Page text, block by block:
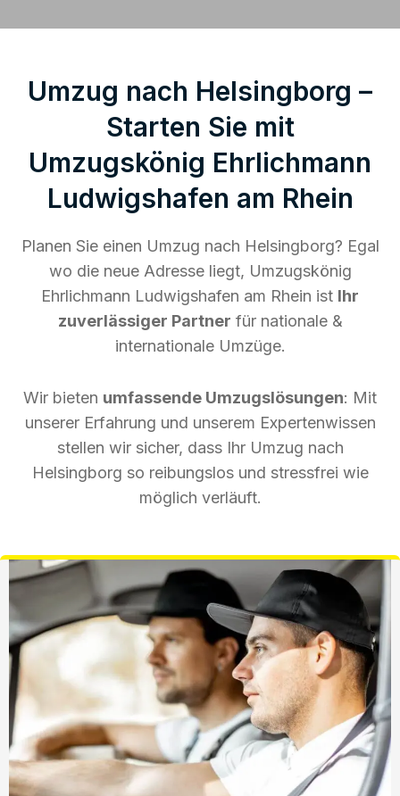
Umzug nach Helsingborg –
Starten Sie mit
Umzugskönig Ehrlichmann
Ludwigshafen am Rhein
Planen Sie einen Umzug nach Helsingborg? Egal
wo die neue Adresse liegt, Umzugskönig
Ehrlichmann Ludwigshafen am Rhein ist Ihr
zuverlässiger Partner für nationale &
internationale Umzüge.
Wir bieten umfassende Umzugslösungen: Mit
unserer Erfahrung und unserem Expertenwissen
stellen wir sicher, dass Ihr Umzug nach
Helsingborg so reibungslos und stressfrei wie
möglich verläuft.